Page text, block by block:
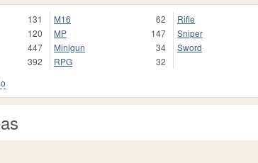
131
120
447
392
M16
62
MP
147
Minigun
34
RPG
32
Rifle
Sniper
Sword